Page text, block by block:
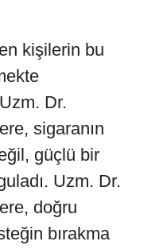
kişilerin bu
Dr.
sigaranın
güçlü bir
Uzm. Dr.
doğru
bırakma